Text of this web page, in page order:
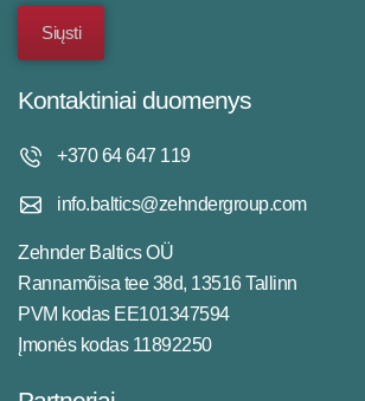
Kontaktiniai duomenys
+370 64 647 119
info.baltics@zehndergroup.com
Zehnder Baltics OÜ
Rannamõisa tee 38d, 13516 Tallinn
PVM kodas EE101347594
Įmonės kodas 11892250